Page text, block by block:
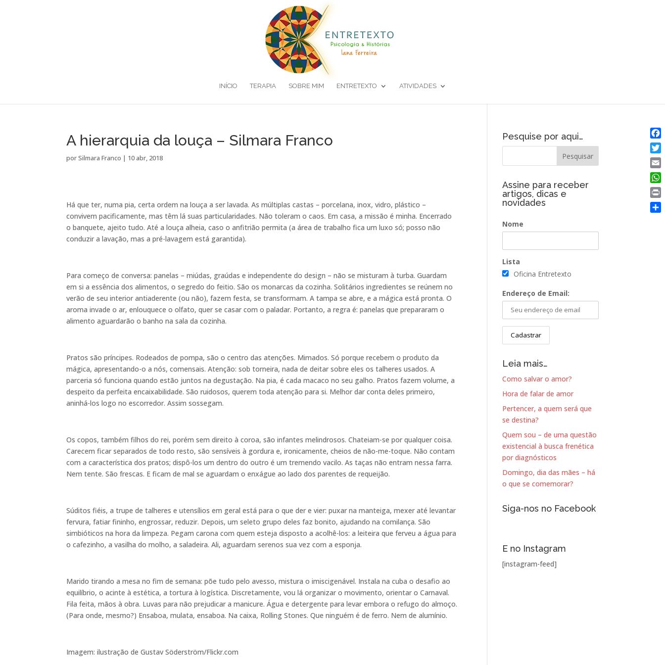
INÍCIO TERAPIA SOBRE MIM ENTRETEXTO ATIVIDADES
A hierarquia da louça – Silmara Franco
porSilmara Franco | 10 abr, 2018
Há que ter, numa pia, certa ordem na louça a ser lavada. As múltiplas castas – porcelana, inox, vidro, plástico –
convivem pacificamente, mas têm lá suas particularidades. Não toleram o caos. Em casa, a missão é minha. Encerrado
o banquete, ajeito tudo. Até a louça alheia, caso o anfitrião permita (a área de trabalho fica um luxo só; posso não
conduzir a lavação, mas a pré-lavagem está garantida).
Para começo de conversa: panelas – miúdas, graúdas e independente do design – não se misturam à turba. Guardam
em si a essência dos alimentos, o segredo do feitio. São os monarcas da cozinha. Solitários ingredientes se reúnem no
verão de seu interior antiaderente (ou não), fazem festa, se transformam. A tampa se abre, e a mágica está pronta. O
aroma invade o ar, enlouquece o olfato, quer se casar com o paladar. Portanto, a regra é: panelas que prepararam o
alimento aguardarão o banho na sala da cozinha.
Pratos são príncipes. Rodeados de pompa, são o centro das atenções. Mimados. Só porque recebem o produto da
mágica, apresentando-o a nós, comensais. Atenção: sob torneira, nada de deitar sobre eles os talheres usados. A
parceria só funciona quando estão juntos na degustação. Na pia, é cada macaco no seu galho. Pratos fazem volume, a
despeito da perfeita encaixabilidade. São ruidosos, querem toda atenção para si. Melhor dar conta deles primeiro,
aninhá-los logo no escorredor. Assim sossegam.
Os copos, também filhos do rei, porém sem direito à coroa, são infantes melindrosos. Chateiam-se por qualquer coisa.
Carecem ficar separados de todo resto, são sensíveis à gordura e, ironicamente, cheios de não-me-toque. Não contam
com a característica dos pratos; dispô-los um dentro do outro é um tremendo vacilo. As taças não entram nessa farra.
Nem tente. São frescas. E ficam de mal se aguardam o enxágue ao lado dos parentes de requeijão.
Súditos fiéis, a trupe de talheres e utensílios em geral está para o que der e vier: puxar na manteiga, mexer até levantar
fervura, fatiar fininho, engrossar, reduzir. Depois, um seleto grupo deles faz bonito, ajudando na comilança. São
simbióticos na hora da limpeza. Pegam carona com quem esteja disposto a acolhê-los: a leiteira que ferveu a água para
o cafezinho, a vasilha do molho, a saladeira. Ali, aguardam serenos sua vez com a esponja.
Marido tirando a mesa no fim de semana: põe tudo pelo avesso, mistura o imiscigenável. Instala na cuba o desafio ao
equilíbrio, o acinte à estética, a tortura à logística. Discretamente, vou lá organizar o movimento, orientar o Carnaval.
Fila feita, mãos à obra. Luvas para não prejudicar a manicure. Água e detergente para levar embora o refugo do almoço.
(Para onde, mesmo?) Ensaboa, mulata, ensaboa. Na caixa, Rolling Stones. Que ninguém é de ferro. Nem de alumínio.
Imagem: ilustração de Gustav Söderström/Flickr.com
Pesquise por aqui…
Assine para receber
artigos, dicas e
novidades
Nome
Lista
Oficina Entretexto
Endereço de Email:
Leia mais…
Como salvar o amor?
Hora de falar de amor
Pertencer, a quem será que
se destina?
Quem sou – de uma questão
existencial à busca frenética
por diagnósticos
Domingo, dia das mães – há
o que se comemorar?
Siga-nos no Facebook
E no Instagram
[instagram-feed]
Print